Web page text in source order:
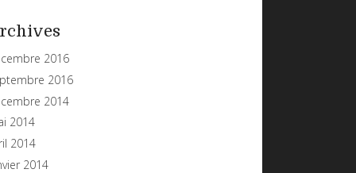
2016
2016
2014
2014
2014
2014